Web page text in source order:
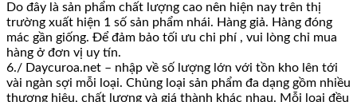
Do đây là sản phẩm chất lượng cao nên hiện nay trên thị
trường xuất hiện 1 số sản phẩm nhái. Hàng giả. Hàng đóng
mác gần giống. Để đảm bảo tối ưu chi phí , vui lòng chỉ mua
hàng ở đơn vị uy tín.
6./ Daycuroa.net – nhập về số lượng lớn với tồn kho lên tới
vài ngàn sợi mỗi loại. Chủng loại sản phẩm đa dạng gồm nhiều
thương hiệu, chất lượng và giá thành khác nhau. Mỗi loại đều